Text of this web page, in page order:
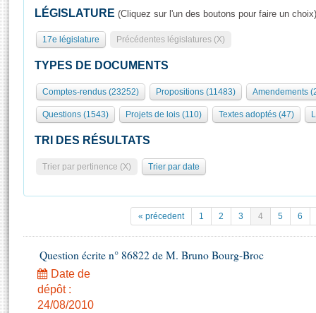
Présidence
577 députés
Groupes politiques
Séance publique
Commissions et autres organes
Europe et International
Pétitions
Projets de loi
Propositions de loi
Amendements
Textes adoptés
Rôle et pouvoirs de l'Assemblée
Organisation de l'Assemblée
Présidence Conférence des Présidents Bureau Collège des
Statistiques et chiffres clés
Documents de référence
( Constitution | Règlement de l'Assemblée ... )
Histoire
Juniors
Visiter l'Assemblée
Visite virtuelle du palais Bourbon
Assister à une séance
Contacts et plan d'accès
Photos libres de droit
LÉGISLATURE (Cliquez sur l'un des boutons pour faire un choix)
17e législature Précédentes législatures (X)
TYPES DE DOCUMENTS
Comptes-rendus (23252) Propositions (11483) Amendements
Questions (1543) Projets de lois (110) Textes adoptés (47)
TRI DES RÉSULTATS
Trier par pertinence (X) Trier par date
« précedent 1 2 3 4 5 6
Question écrite n° 86822 de M. Bruno Bourg-Broc
Date de
dépôt :
24/08/2010